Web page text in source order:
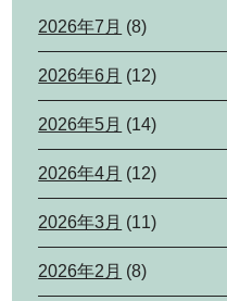
2026年7月 (8)
2026年6月 (12)
2026年5月 (14)
2026年4月 (12)
2026年3月 (11)
2026年2月 (8)